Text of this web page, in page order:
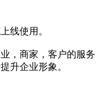
线使用。
，商家，客户的服务
升企业形象。